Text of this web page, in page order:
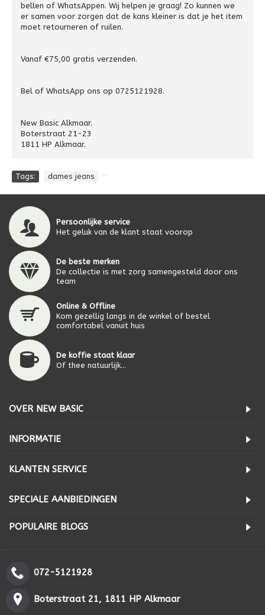
bellen of WhatsAppen. Wij helpen je graag! Zo kunnen we
er samen voor zorgen dat de kans kleiner is dat je het item
moet retourneren of ruilen.
Vanaf €75,00 gratis verzenden.
Bel of WhatsApp ons op 0725121928.
New Basic Alkmaar.
Boterstraat 21-23
1811 HP Alkmaar.
Tags: dames jeans
Persoonlijke service
Het geluk van de klant staat voorop
De beste merken
De collectie is met zorg samengesteld door ons
team
Online & Offline
Kom gezellig langs in de winkel of bestel
comfortabel vanuit huis
De koffie staat klaar
Of thee natuurlijk...
OVER NEW BASIC
INFORMATIE
KLANTEN SERVICE
SPECIALE AANBIEDINGEN
POPULAIRE BLOGS
072-5121928
Boterstraat 21, 1811 HP Alkmaar